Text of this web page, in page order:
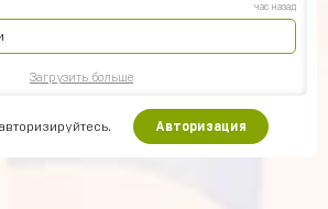
час назад
Загрузить больше
Авторизация